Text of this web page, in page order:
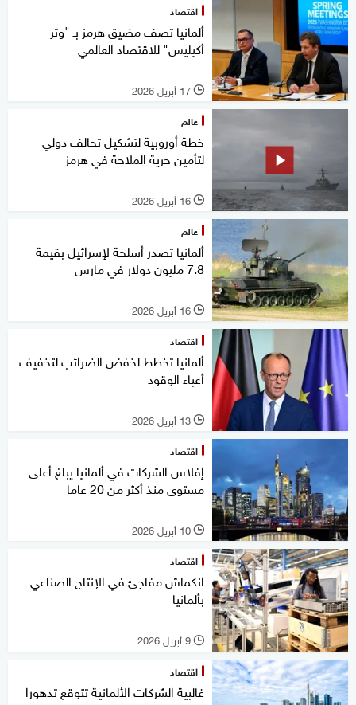
اقتصاد
ألمانيا تصف مضيق هرمز بـ "وتر
أكيليس" للاقتصاد العالمي
l 17 أبريل 2026
عالم
خطة أوروبية لتشكيل تحالف دولي
لتأمين حرية الملاحة في هرمز
l 16 أبريل 2026
عالم
ألمانيا تصدر أسلحة لإسرائيل بقيمة
7.8 مليون دولار في مارس
l 16 أبريل 2026
اقتصاد
ألمانيا تخطط لخفض الضرائب لتخفيف
أعباء الوقود
l 13 أبريل 2026
اقتصاد
إفلاس الشركات في ألمانيا يبلغ أعلى
مستوى منذ أكثر من 20 عاما
l 10 أبريل 2026
اقتصاد
انكماش مفاجئ في الإنتاج الصناعي
بألمانيا
l 9 أبريل 2026
اقتصاد
غالبية الشركات الألمانية تتوقع تدهورا